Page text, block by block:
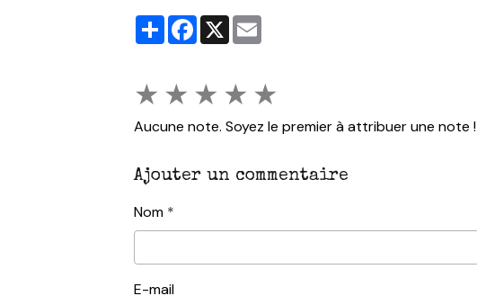
PartagerFacebook
X
★ ★ ★ ★ ★
Aucune note. Soyez le premier à attribuer une note !
Ajouter un commentaire
Nom
E-mail